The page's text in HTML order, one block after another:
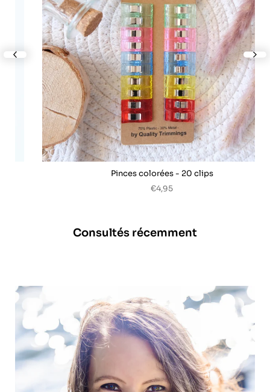
Pinces colorées - 20 clips
Consultés récemment